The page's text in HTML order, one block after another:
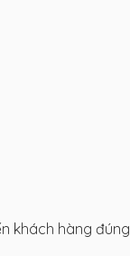
khách hàng đúng